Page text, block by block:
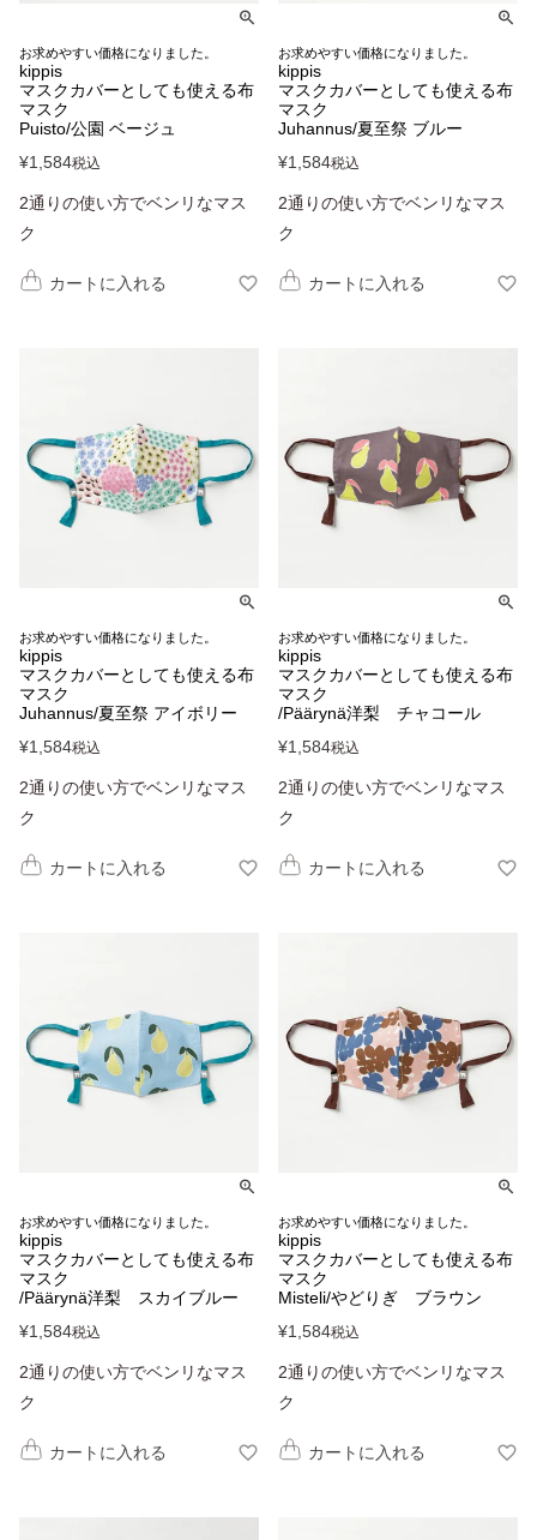
お求めやすい価格になりました。
kippis
マスクカバーとしても使える布
マスク
Puisto/公園 ベージュ
¥1,584税込
2通りの使い方でベンリなマス
ク
カートに入れる
お求めやすい価格になりました。
kippis
マスクカバーとしても使える布
マスク
Juhannus/夏至祭 ブルー
¥1,584税込
2通りの使い方でベンリなマス
ク
カートに入れる
お求めやすい価格になりました。
kippis
マスクカバーとしても使える布
マスク
Juhannus/夏至祭 アイボリー
¥1,584税込
2通りの使い方でベンリなマス
ク
カートに入れる
お求めやすい価格になりました。
kippis
マスクカバーとしても使える布
マスク
/Päärynä洋梨 チャコール
¥1,584税込
2通りの使い方でベンリなマス
ク
カートに入れる
お求めやすい価格になりました。
kippis
マスクカバーとしても使える布
マスク
/Päärynä洋梨 スカイブルー
¥1,584税込
2通りの使い方でベンリなマス
ク
カートに入れる
お求めやすい価格になりました。
kippis
マスクカバーとしても使える布
マスク
Misteli/やどりぎ ブラウン
¥1,584税込
2通りの使い方でベンリなマス
ク
カートに入れる